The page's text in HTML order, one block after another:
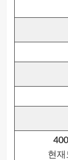
현재